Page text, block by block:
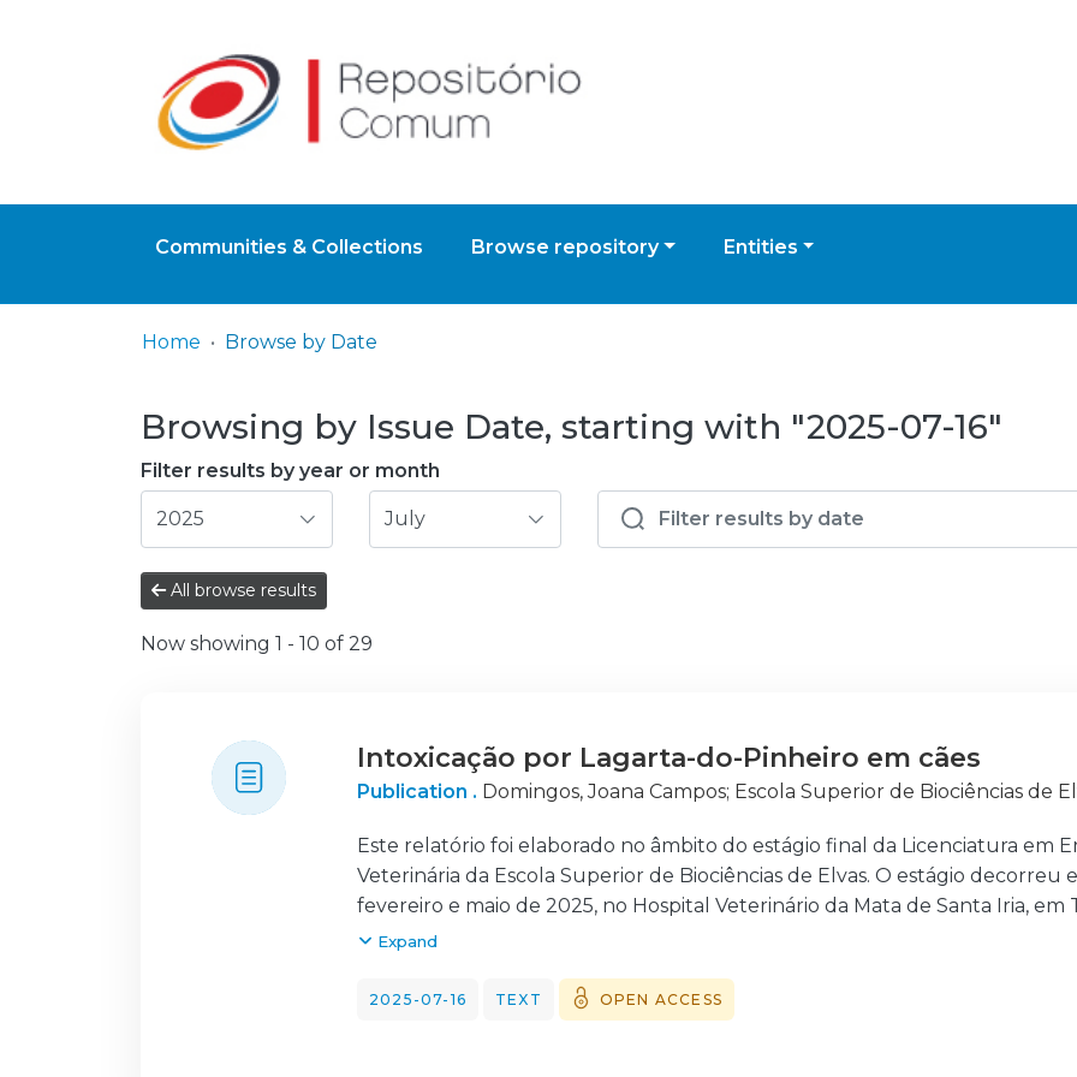
Communities & Collections Browse repository Entities
Home Browse by Date
Browsing by Issue Date, starting with "2025-07-16"
Filter results by year or month
All browse results
Now showing 1 - 10 of 29
Intoxicação por Lagarta-do-Pinheiro em cães
Publication . Domingos, Joana Campos; Escola Superior de Biociências de
Este relatório foi elaborado no âmbito do estágio final da Licenciatura em
Veterinária da Escola Superior de Biociências de Elvas. O estágio decorreu
fevereiro e maio de 2025, no Hospital Veterinário da Mata de Santa Iria, em
Vedras. Durante este período, foi possível aprofundar o papel do
1 pequeno mamífero e 2 caprinos. O estágio permitiu ainda desenvolver
de comunicação com os tutores - uma vertente essencial da profissão-
consolidar e aplicar os conhecimentos adquiridos ao longo do curso. O
Expand
2025-07-16 TEXT OPEN ACCESS